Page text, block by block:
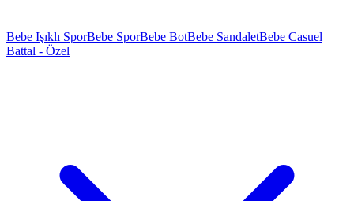
Bebe Işıklı SporBebe SporBebe BotBebe SandaletBebe Casuel
Battal - Özel